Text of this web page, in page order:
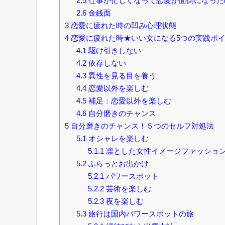
2.6金銭面
3 恋愛に疲れた時の凹み心理状態
4 恋愛に疲れた時★いい女になる5つの実践ポ
4.1 駆け引きしない
4.2依存しない
4.3異性を見る目を養う
4.4恋愛以外を楽しむ
4.5補足：恋愛以外を楽しむ
4.6自分磨きのチャンス
5 自分磨きのチャンス！５つのセルフ対処法
5.1 オシャレを楽しむ
5.1.1 凛とした女性イメージファッショ
5.2ふらっとお出かけ
5.2.1 パワースポット
5.2.2芸術を楽しむ
5.2.3夜を楽しむ
5.3旅行は国内パワースポットの旅